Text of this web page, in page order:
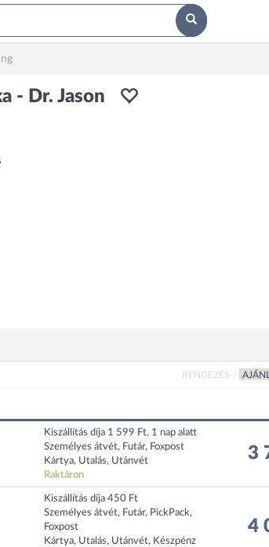
- Dr. Jason
RENDEZÉS /
Kiszállítás díja 1 599 Ft, 1 nap alatt
Személyes átvét, Futár, Foxpost
Kártya, Utalás, Utánvét
Raktáron
3
Kiszállítás díja 450 Ft
Személyes átvét, Futár, PickPack,
Foxpost
Kártya, Utalás, Utánvét, Készpénz
4